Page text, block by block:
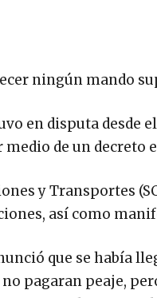
ningún mando
en disputa desde
de un decreto
y Transportes
así como
que se había
pagaran peaje,